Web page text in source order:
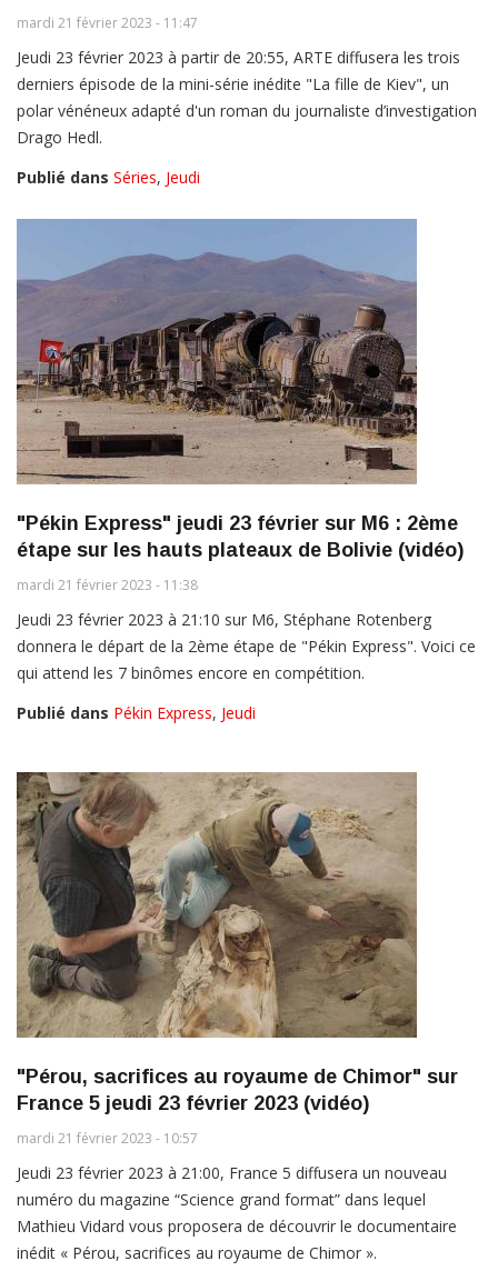
mardi 21 février 2023 - 11:47
Jeudi 23 février 2023 à partir de 20:55, ARTE diffusera les trois
derniers épisode de la mini-série inédite "La fille de Kiev", un
polar vénéneux adapté d'un roman du journaliste d’investigation
Drago Hedl.
Publié dans Séries, Jeudi
"Pékin Express" jeudi 23 février sur M6 : 2ème
étape sur les hauts plateaux de Bolivie (vidéo)
mardi 21 février 2023 - 11:38
Jeudi 23 février 2023 à 21:10 sur M6, Stéphane Rotenberg
donnera le départ de la 2ème étape de "Pékin Express". Voici ce
qui attend les 7 binômes encore en compétition.
Publié dans Pékin Express, Jeudi
"Pérou, sacrifices au royaume de Chimor" sur
France 5 jeudi 23 février 2023 (vidéo)
mardi 21 février 2023 - 10:57
Jeudi 23 février 2023 à 21:00, France 5 diffusera un nouveau
numéro du magazine “Science grand format” dans lequel
Mathieu Vidard vous proposera de découvrir le documentaire
inédit « Pérou, sacrifices au royaume de Chimor ».